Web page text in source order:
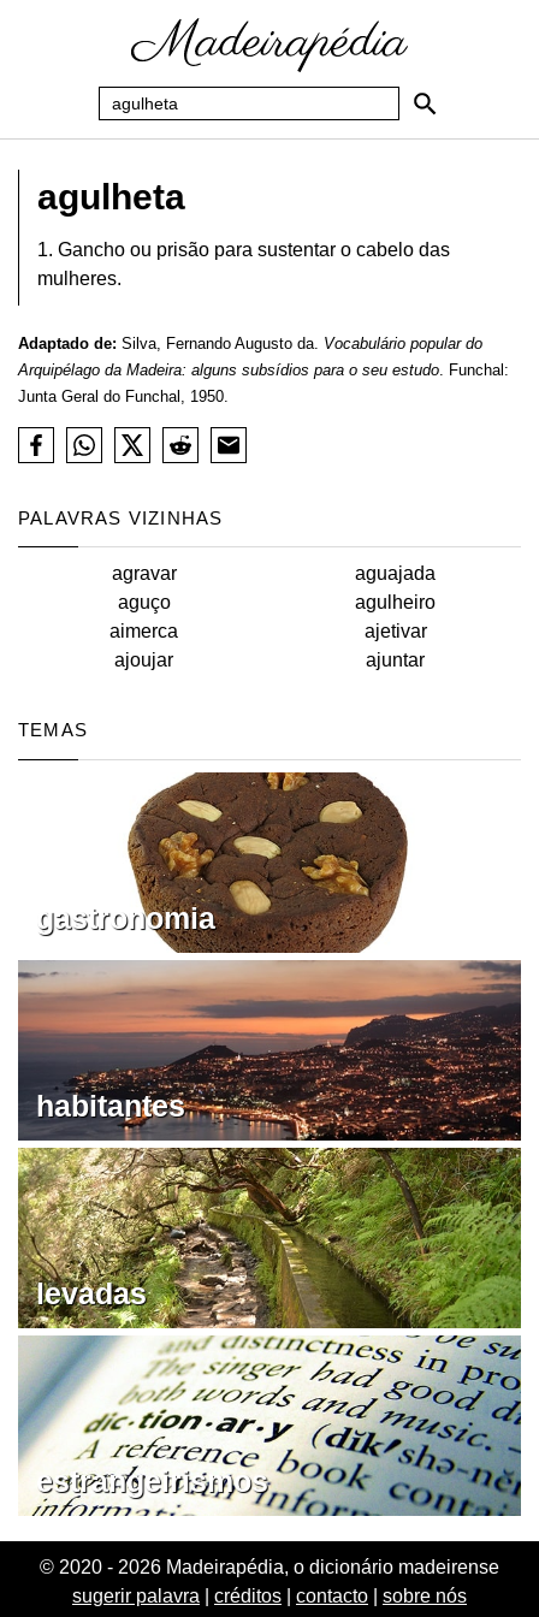
agulheta
1. Gancho ou prisão para sustentar o cabelo das
mulheres.
Adaptado de: Silva, Fernando Augusto da. Vocabulário popular do
Arquipélago da Madeira: alguns subsídios para o seu estudo. Funchal:
Junta Geral do Funchal, 1950.
PALAVRAS VIZINHAS
agravar
aguajada
aguço
agulheiro
aimerca
ajetivar
ajoujar
ajuntar
TEMAS
gastronomia
habitantes
levadas
estrangeirismos
© 2020 - 2026 Madeirapédia, o dicionário madeirense
sugerir palavra
créditos contacto sobre nós